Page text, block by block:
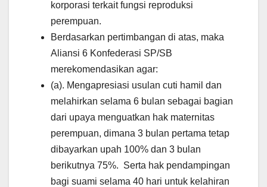
korporasi terkait fungsi reproduksi
perempuan.
Berdasarkan pertimbangan di atas, maka
Aliansi 6 Konfederasi SP/SB
merekomendasikan agar:
(a). Mengapresiasi usulan cuti hamil dan
melahirkan selama 6 bulan sebagai bagian
dari upaya menguatkan hak maternitas
perempuan, dimana 3 bulan pertama tetap
dibayarkan upah 100% dan 3 bulan
berikutnya 75%. Serta hak pendampingan
bagi suami selama 40 hari untuk kelahiran